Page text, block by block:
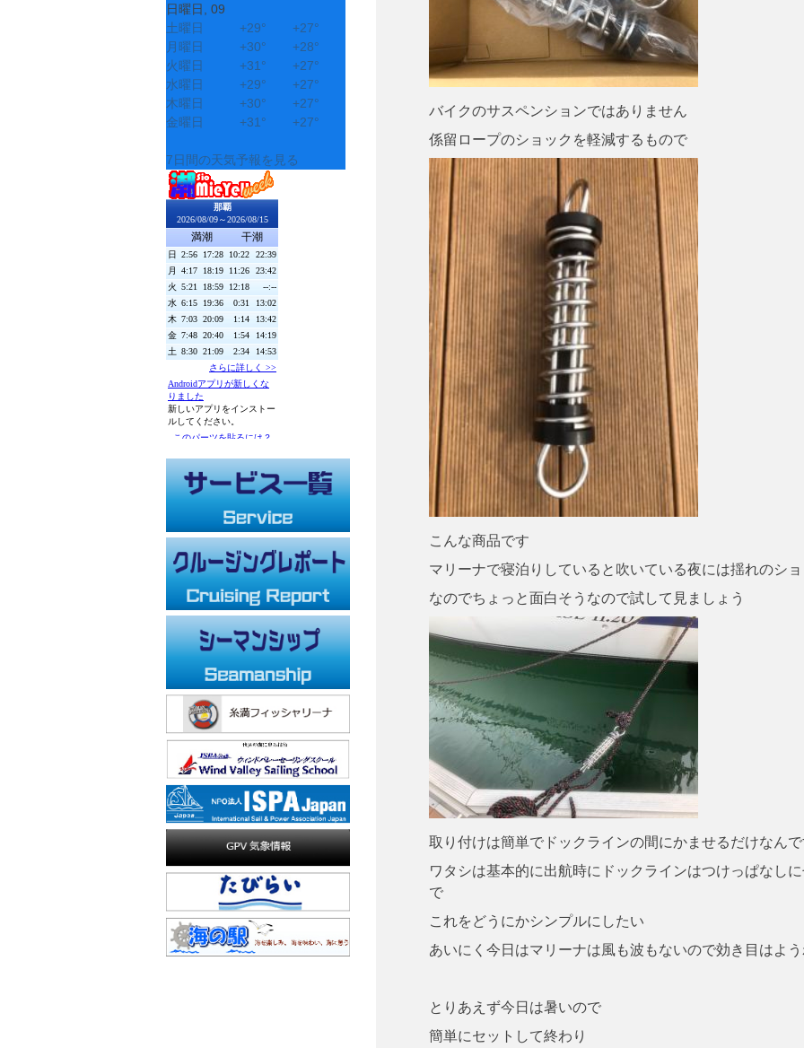
バイクのサスペンションではありません
係留ロープのショックを軽減するもので
こんな商品です
マリーナで寝泊りしていると吹いている夜には揺れのシ
なのでちょっと面白そうなので試して見ましょう
取り付けは簡単でドックラインの間にかませるだけなん
ワタシは基本的に出航時にドックラインはつけっぱなし
で
これをどうにかシンプルにしたい
あいにく今日はマリーナは風も波もないので効き目はよ
とりあえず今日は暑いので
簡単にセットして終わり
日曜日, 09
土曜日
+29° +27°
月曜日
+30° +28°
火曜日
+31° +27°
水曜日
+29° +27°
木曜日
+30° +27°
金曜日
+31° +27°
7日間の天気予報を見る